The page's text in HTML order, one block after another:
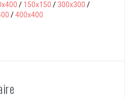
/ 150x150 / 300x300 /
/400x400